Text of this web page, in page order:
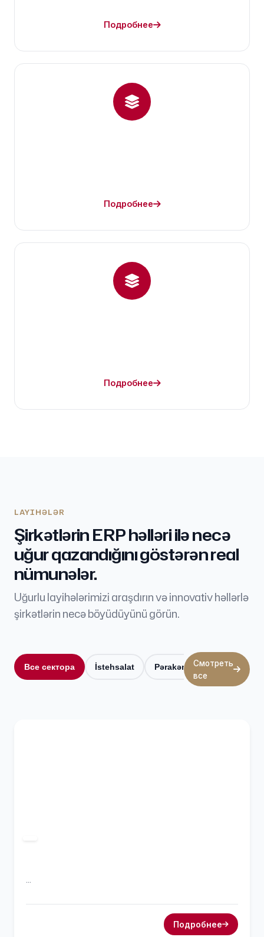
Подробнее
Подробнее
Подробнее
LAYIHƏLƏR
Şirkətlərin ERP həlləri ilə necə
uğur qazandığını göstərən real
nümunələr.
Uğurlu layihələrimizi araşdırın və innovativ həllərlə
şirkətlərin necə böyüdüyünü görün.
Все сектора İstehsalat Pərakəndə Logistika
Смотреть
все
...
Подробнее